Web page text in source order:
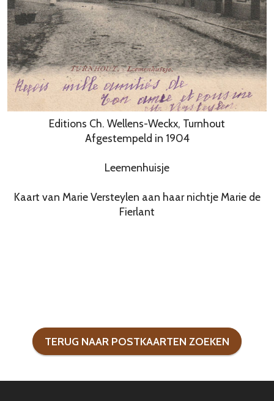
Editions Ch. Wellens-Weckx, Turnhout
Afgestempeld in 1904
Leemenhuisje
Kaart van Marie Versteylen aan haar nichtje Marie de
Fierlant
TERUG NAAR POSTKAARTEN ZOEKEN